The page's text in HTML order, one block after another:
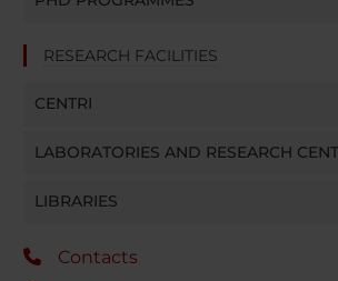
RESEARCH FACILITIES
CENTRI
LABORATORIES AND RESEARCH
LIBRARIES
Contacts